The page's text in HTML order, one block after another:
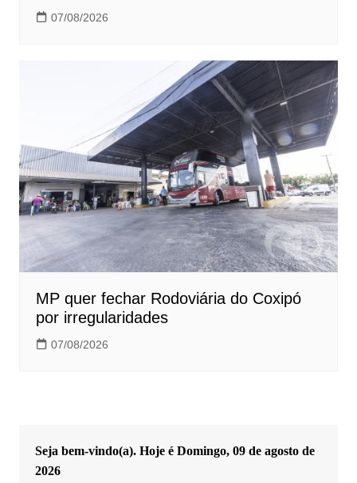
07/08/2026
MP quer fechar Rodoviária do Coxipó
por irregularidades
07/08/2026
Seja bem-vindo(a). Hoje é Domingo, 09 de agosto de
2026